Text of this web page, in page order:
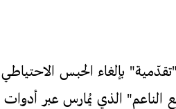
بإلغاء الحبس
الذي يُمارس عبر أدوات